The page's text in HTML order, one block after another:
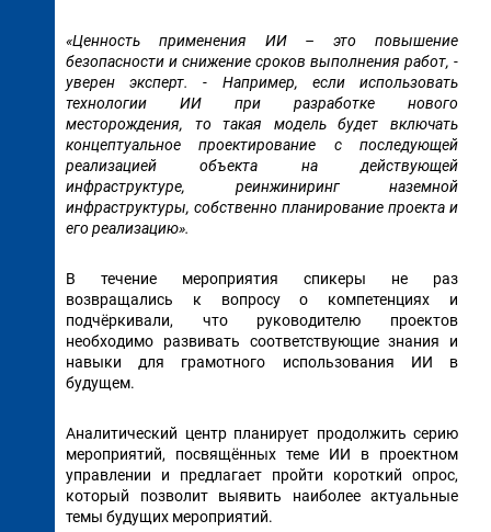
«Ценность применения ИИ – это повышение
безопасности и снижение сроков выполнения работ, -
уверен эксперт. - Например, если использовать
технологии ИИ при разработке нового
месторождения, то такая модель будет включать
концептуальное проектирование с последующей
реализацией объекта на действующей
инфраструктуре, реинжиниринг наземной
инфраструктуры, собственно планирование проекта и
его реализацию».
В течение мероприятия спикеры не раз
возвращались к вопросу о компетенциях и
подчёркивали, что руководителю проектов
необходимо развивать соответствующие знания и
навыки для грамотного использования ИИ в
будущем.
Аналитический центр планирует продолжить серию
мероприятий, посвящённых теме ИИ в проектном
управлении и предлагает пройти короткий опрос,
который позволит выявить наиболее актуальные
темы будущих мероприятий.